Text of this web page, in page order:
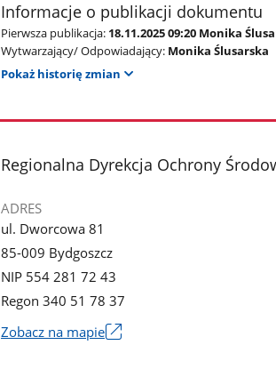
Informacje o publikacji dokumentu
Pierwsza publikacja: 18.11.2025 09:20 Monika
Wytwarzający/ Odpowiadający: Monika Ślusarska
Pokaż historię zmian
stopka
Regionalna Dyrekcja Ochrony
ADRES
ul. Dworcowa 81
85-009 Bydgoszcz
NIP 554 281 72 43
Regon 340 51 78 37
Zobacz na mapie